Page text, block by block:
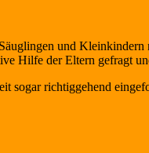
und
Hilfe der Eltern gefragt
sogar richtiggehend